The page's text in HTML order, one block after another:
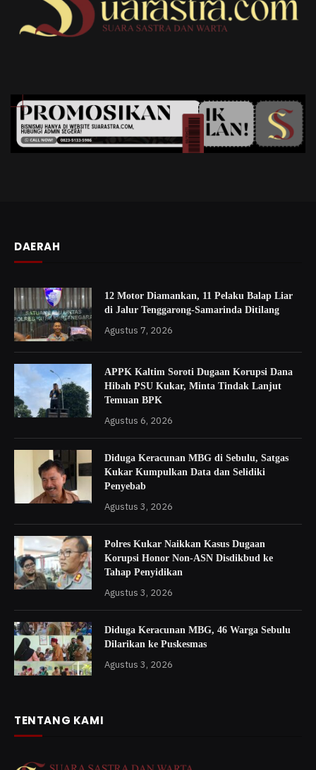
DAERAH
12 Motor Diamankan, 11 Pelaku Balap Liar
di Jalur Tenggarong-Samarinda Ditilang
Agustus 7, 2026
APPK Kaltim Soroti Dugaan Korupsi Dana
Hibah PSU Kukar, Minta Tindak Lanjut
Temuan BPK
Agustus 6, 2026
Diduga Keracunan MBG di Sebulu, Satgas
Kukar Kumpulkan Data dan Selidiki
Penyebab
Agustus 3, 2026
Polres Kukar Naikkan Kasus Dugaan
Korupsi Honor Non-ASN Disdikbud ke
Tahap Penyidikan
Agustus 3, 2026
Diduga Keracunan MBG, 46 Warga Sebulu
Dilarikan ke Puskesmas
Agustus 3, 2026
TENTANG KAMI